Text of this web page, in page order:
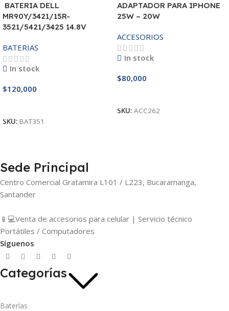
BATERIA DELL
MR90Y/3421/15R-
3521/5421/3425 14.8V
BATERIAS
In stock
$120,000
SKU: BAT351
ADAPTADOR PARA IPHONE
25W – 20W
ACCESORIOS
In stock
$80,000
SKU: ACC262
Sede Principal
Centro Comercial Gratamira L101 / L223, Bucaramanga,
Santander
📱💻Venta de accesorios para celular | Servicio técnico
Portátiles / Computadores
Síguenos
Categorías
Baterías